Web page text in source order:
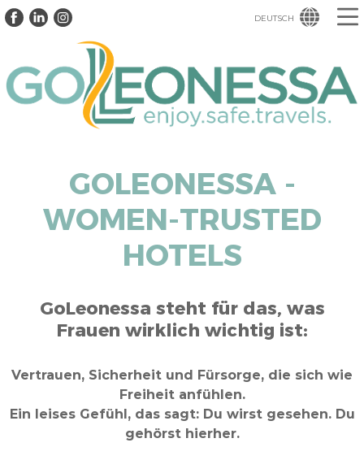
DEUTSCH
GOLEONESSA -
WOMEN-TRUSTED
HOTELS
GoLeonessa steht für das, was
Frauen wirklich wichtig ist:
Vertrauen, Sicherheit und Fürsorge, die sich wie
Freiheit anfühlen.
Ein leises Gefühl, das sagt: Du wirst gesehen. Du
gehörst hierher.